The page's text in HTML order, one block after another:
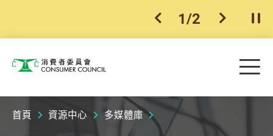
上一個
1/2 下一個開
消費者委員會 目
首頁 資源中心 多媒體庫